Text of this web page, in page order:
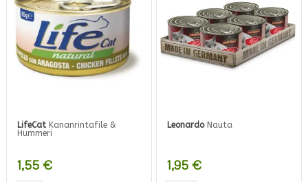
LifeCat Kananrintafile &
Hummeri
1,55 €
LeonardoNauta
1,95 €